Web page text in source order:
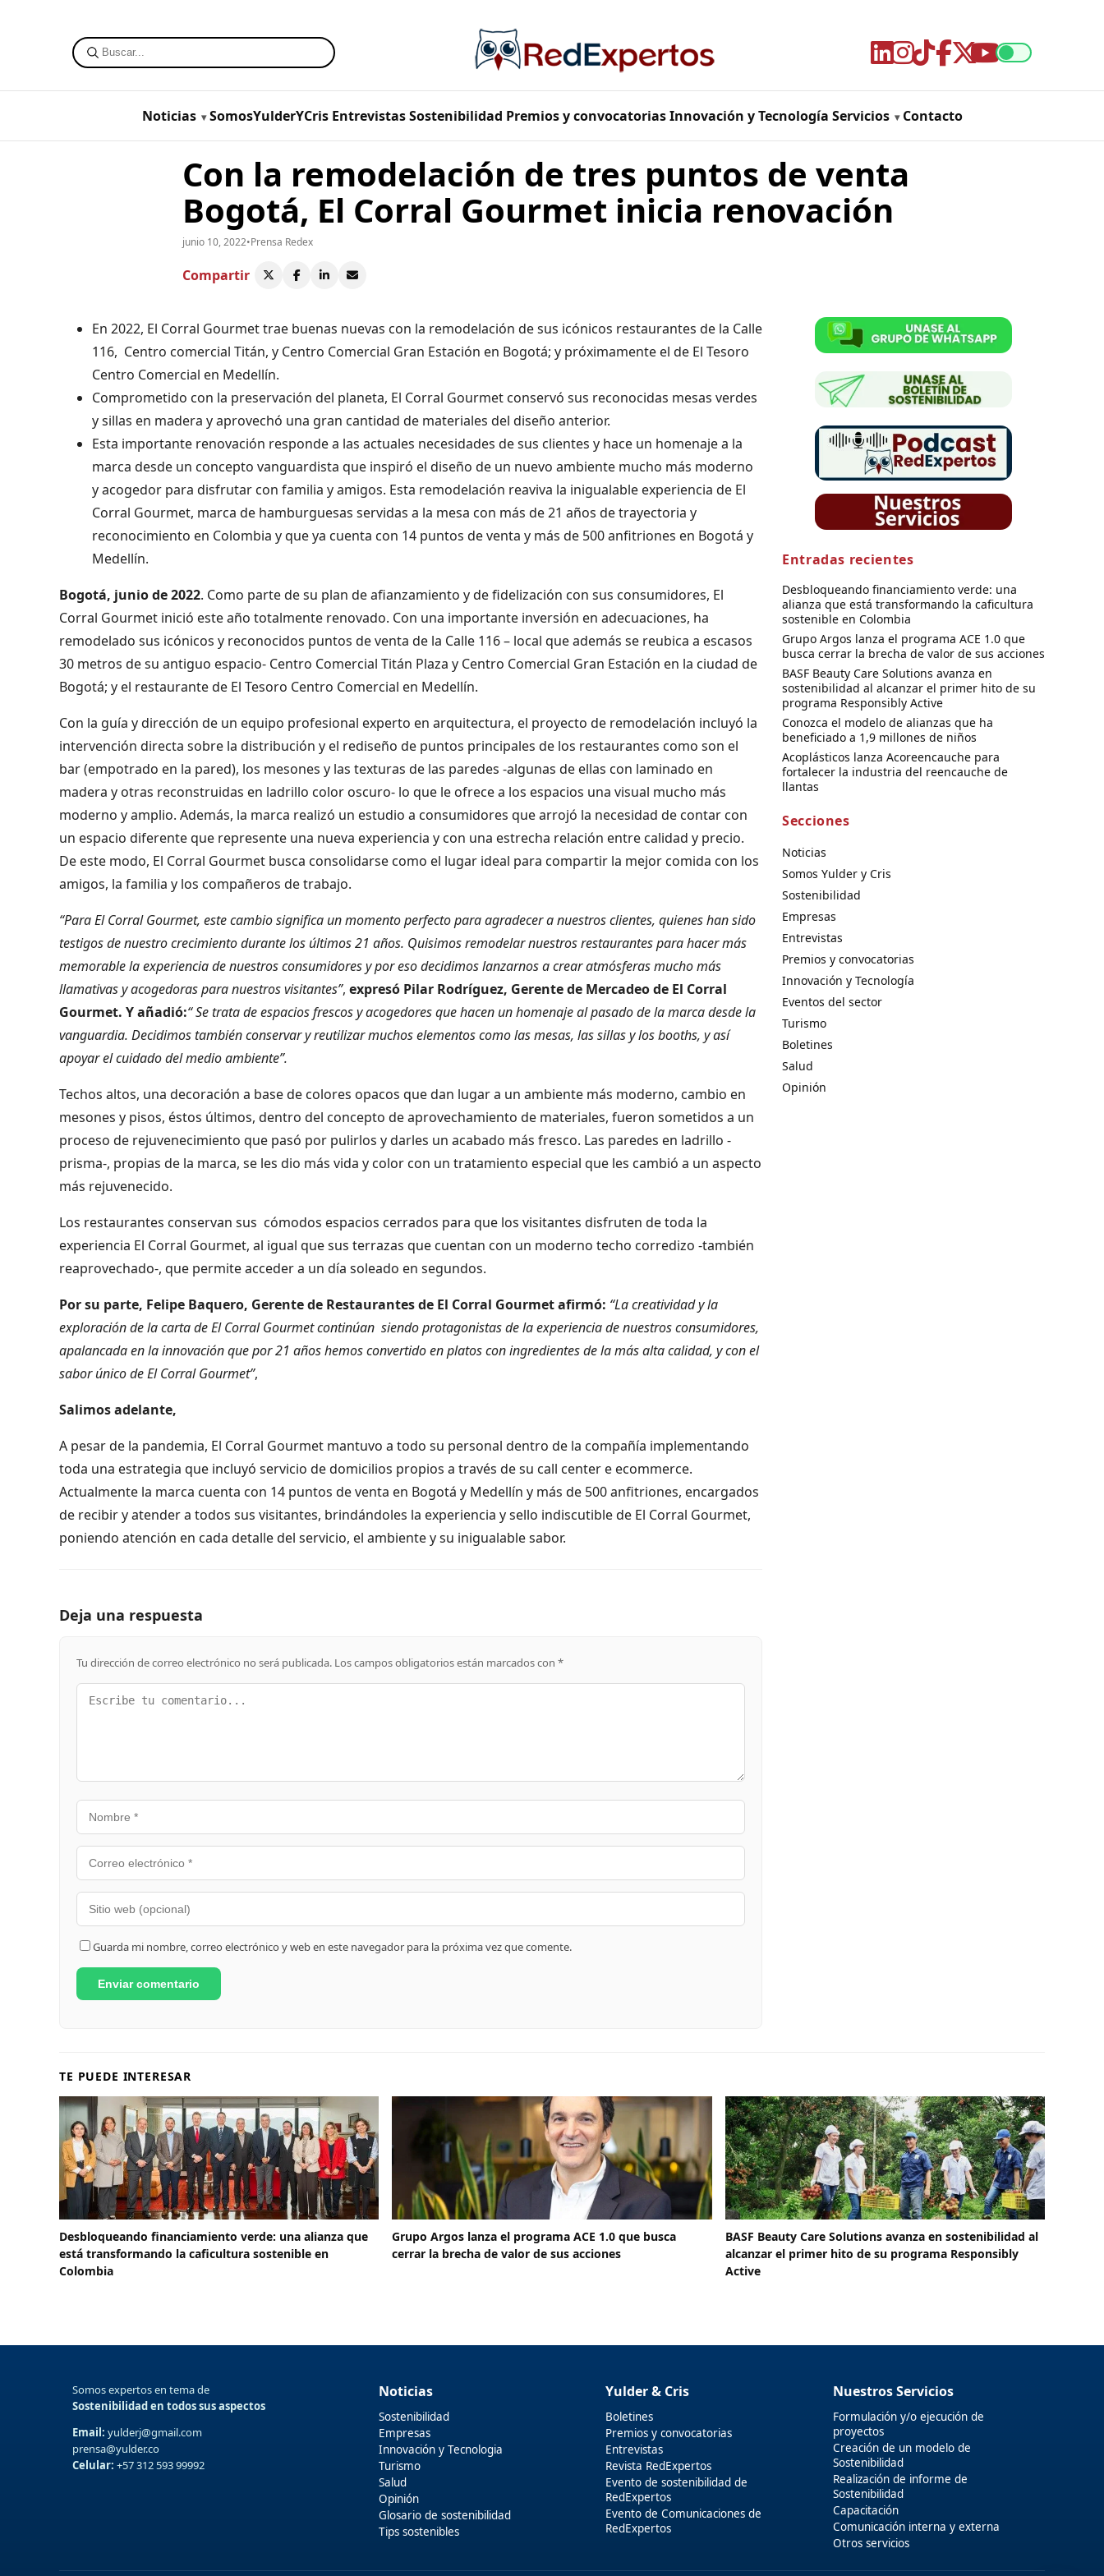
Noticias SomosYulderYCris Entrevistas Sostenibilidad Premios y convocatorias Innovación y Tecnología Servicios Contacto
Con la remodelación de tres puntos de venta
Bogotá, El Corral Gourmet inicia renovación
junio 10, 2022•Prensa Redex
Compartir
En 2022, El Corral Gourmet trae buenas nuevas con la remodelación de sus icónicos restaurantes de la Calle
116, Centro comercial Titán, y Centro Comercial Gran Estación en Bogotá; y próximamente el de El Tesoro
Centro Comercial en Medellín.
Comprometido con la preservación del planeta, El Corral Gourmet conservó sus reconocidas mesas verdes
y sillas en madera y aprovechó una gran cantidad de materiales del diseño anterior.
Esta importante renovación responde a las actuales necesidades de sus clientes y hace un homenaje a la
marca desde un concepto vanguardista que inspiró el diseño de un nuevo ambiente mucho más moderno
y acogedor para disfrutar con familia y amigos. Esta remodelación reaviva la inigualable experiencia de El
Corral Gourmet, marca de hamburguesas servidas a la mesa con más de 21 años de trayectoria y
reconocimiento en Colombia y que ya cuenta con 14 puntos de venta y más de 500 anfitriones en Bogotá y
Medellín.
Bogotá, junio de 2022. Como parte de su plan de afianzamiento y de fidelización con sus consumidores, El
Corral Gourmet inició este año totalmente renovado. Con una importante inversión en adecuaciones, ha
remodelado sus icónicos y reconocidos puntos de venta de la Calle 116 – local que además se reubica a escasos
30 metros de su antiguo espacio- Centro Comercial Titán Plaza y Centro Comercial Gran Estación en la ciudad de
Bogotá; y el restaurante de El Tesoro Centro Comercial en Medellín.
Con la guía y dirección de un equipo profesional experto en arquitectura, el proyecto de remodelación incluyó la
intervención directa sobre la distribución y el rediseño de puntos principales de los restaurantes como son el
bar (empotrado en la pared), los mesones y las texturas de las paredes -algunas de ellas con laminado en
madera y otras reconstruidas en ladrillo color oscuro- lo que le ofrece a los espacios una visual mucho más
moderno y amplio. Además, la marca realizó un estudio a consumidores que arrojó la necesidad de contar con
un espacio diferente que represente una nueva experiencia y con una estrecha relación entre calidad y precio.
De este modo, El Corral Gourmet busca consolidarse como el lugar ideal para compartir la mejor comida con los
amigos, la familia y los compañeros de trabajo.
“Para El Corral Gourmet, este cambio significa un momento perfecto para agradecer a nuestros clientes, quienes han sido
testigos de nuestro crecimiento durante los últimos 21 años. Quisimos remodelar nuestros restaurantes para hacer más
memorable la experiencia de nuestros consumidores y por eso decidimos lanzarnos a crear atmósferas mucho más
llamativas y acogedoras para nuestros visitantes”, expresó Pilar Rodríguez, Gerente de Mercadeo de El Corral
Gourmet. Y añadió:“ Se trata de espacios frescos y acogedores que hacen un homenaje al pasado de la marca desde la
vanguardia. Decidimos también conservar y reutilizar muchos elementos como las mesas, las sillas y los booths, y así
apoyar el cuidado del medio ambiente”.
Techos altos, una decoración a base de colores opacos que dan lugar a un ambiente más moderno, cambio en
mesones y pisos, éstos últimos, dentro del concepto de aprovechamiento de materiales, fueron sometidos a un
proceso de rejuvenecimiento que pasó por pulirlos y darles un acabado más fresco. Las paredes en ladrillo -
prisma-, propias de la marca, se les dio más vida y color con un tratamiento especial que les cambió a un aspecto
más rejuvenecido.
Los restaurantes conservan sus cómodos espacios cerrados para que los visitantes disfruten de toda la
experiencia El Corral Gourmet, al igual que sus terrazas que cuentan con un moderno techo corredizo -también
reaprovechado-, que permite acceder a un día soleado en segundos.
Por su parte, Felipe Baquero, Gerente de Restaurantes de El Corral Gourmet afirmó: “La creatividad y la
exploración de la carta de El Corral Gourmet continúan siendo protagonistas de la experiencia de nuestros consumidores,
apalancada en la innovación que por 21 años hemos convertido en platos con ingredientes de la más alta calidad, y con el
sabor único de El Corral Gourmet”,
Salimos adelante,
A pesar de la pandemia, El Corral Gourmet mantuvo a todo su personal dentro de la compañía implementando
toda una estrategia que incluyó servicio de domicilios propios a través de su call center e ecommerce.
Actualmente la marca cuenta con 14 puntos de venta en Bogotá y Medellín y más de 500 anfitriones, encargados
de recibir y atender a todos sus visitantes, brindándoles la experiencia y sello indiscutible de El Corral Gourmet,
poniendo atención en cada detalle del servicio, el ambiente y su inigualable sabor.
Deja una respuesta
Tu dirección de correo electrónico no será publicada. Los campos obligatorios están marcados con *
Guarda mi nombre, correo electrónico y web en este navegador para la próxima vez que comente.
Entradas recientes
Desbloqueando financiamiento verde: una
alianza que está transformando la caficultura
sostenible en Colombia
Grupo Argos lanza el programa ACE 1.0 que
busca cerrar la brecha de valor de sus acciones
BASF Beauty Care Solutions avanza en
sostenibilidad al alcanzar el primer hito de su
programa Responsibly Active
Conozca el modelo de alianzas que ha
beneficiado a 1,9 millones de niños
Acoplásticos lanza Acoreencauche para
fortalecer la industria del reencauche de
llantas
Secciones
Noticias
Somos Yulder y Cris
Sostenibilidad
Empresas
Entrevistas
Premios y convocatorias
Innovación y Tecnología
Eventos del sector
Turismo
Boletines
Salud
Opinión
TE PUEDE INTERESAR
Desbloqueando financiamiento verde: una alianza que
está transformando la caficultura sostenible en
Colombia
Grupo Argos lanza el programa ACE 1.0 que busca
cerrar la brecha de valor de sus acciones
BASF Beauty Care Solutions avanza en sostenibilidad al
alcanzar el primer hito de su programa Responsibly
Active
Somos expertos en tema de
Sostenibilidad en todos sus aspectos
Email: yulderj@gmail.com
prensa@yulder.co
Celular: +57 312 593 99992
Noticias
Sostenibilidad
Empresas
Innovación y Tecnologia
Turismo
Salud
Opinión
Glosario de sostenibilidad
Tips sostenibles
Yulder & Cris
Boletines
Premios y convocatorias
Entrevistas
Revista RedExpertos
Evento de sostenibilidad de
RedExpertos
Evento de Comunicaciones de
RedExpertos
Nuestros Servicios
Formulación y/o ejecución de
proyectos
Creación de un modelo de
Sostenibilidad
Realización de informe de
Sostenibilidad
Capacitación
Comunicación interna y externa
Otros servicios